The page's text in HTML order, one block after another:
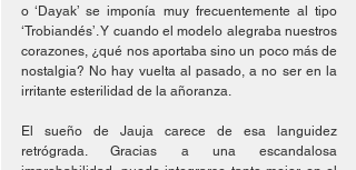
o ‘Dayak’ se imponía muy frecuentemente al tipo
‘Trobiandés’. Y cuando el modelo alegraba nuestros
corazones, ¿qué nos aportaba sino un poco más de
nostalgia? No hay vuelta al pasado, a no ser en la
irritante esterilidad de la añoranza.
El sueño de Jauja carece de esa languidez
retrógrada. Gracias a una escandalosa